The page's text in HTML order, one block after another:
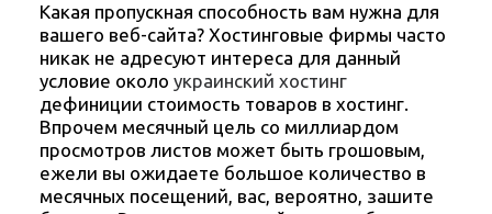
Какая пропускная способность вам нужна для
вашего веб-сайта? Хостинговые фирмы часто
никак не адресуют интереса для данный
условие около украинский хостинг
дефиниции стоимость товаров в хостинг.
Впрочем месячный цель со миллиардом
просмотров листов может быть грошовым,
ежели вы ожидаете большое количество в
месячных посещений, вас, вероятно, зашите